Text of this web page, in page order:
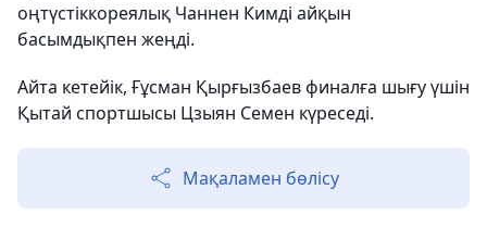
оңтүстіккореялық Чаннен Кимді айқын
басымдықпен жеңді.
Айта кетейік, Ғұсман Қырғызбаев финалға шығу үшін
Қытай спортшысы Цзыян Семен күреседі.
Мақаламен бөлісу